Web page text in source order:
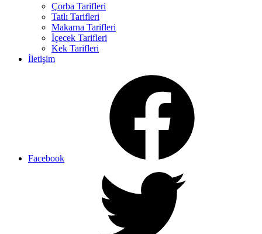
Çorba Tarifleri
Tatlı Tarifleri
Makarna Tarifleri
İçecek Tarifleri
Kek Tarifleri
İletişim
Facebook